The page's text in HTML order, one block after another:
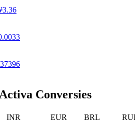
toegang
3.36
Conversies
INR EUR BRL